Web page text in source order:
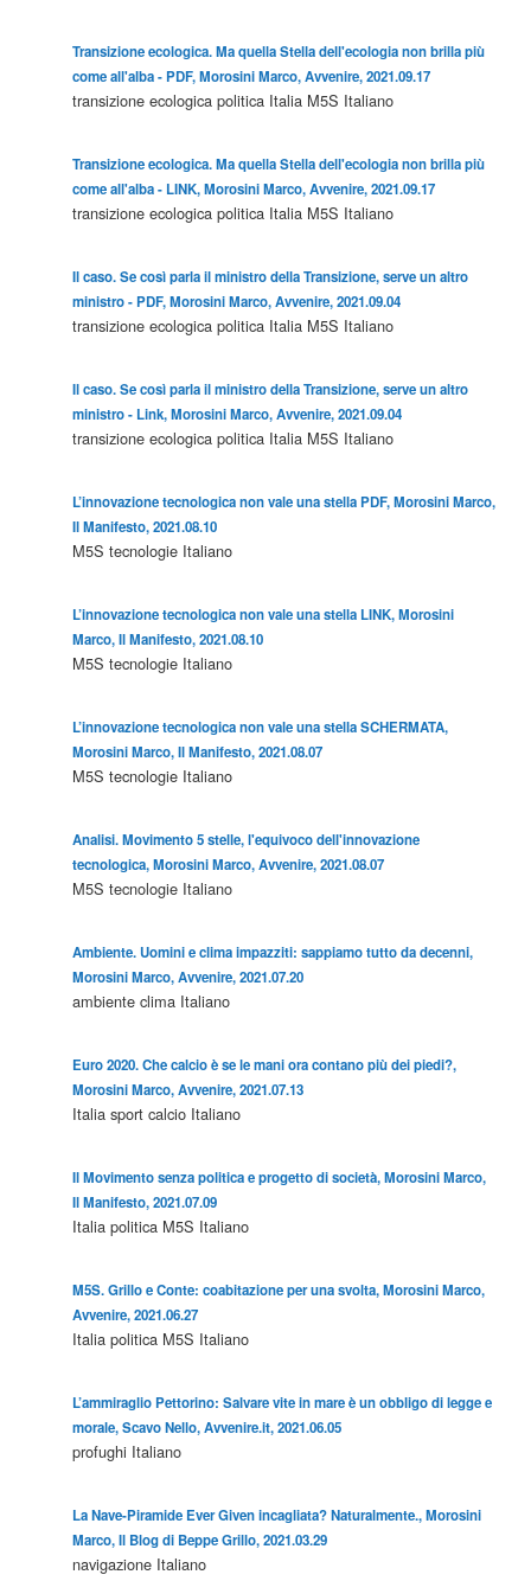
Transizione ecologica. Ma quella Stella dell'ecologia non brilla più
come all'alba - PDF, Morosini Marco, Avvenire, 2021.09.17
transizione ecologica politica Italia M5S Italiano
Transizione ecologica. Ma quella Stella dell'ecologia non brilla più
come all'alba - LINK, Morosini Marco, Avvenire, 2021.09.17
transizione ecologica politica Italia M5S Italiano
Il caso. Se così parla il ministro della Transizione, serve un altro
ministro - PDF, Morosini Marco, Avvenire, 2021.09.04
transizione ecologica politica Italia M5S Italiano
Il caso. Se così parla il ministro della Transizione, serve un altro
ministro - Link, Morosini Marco, Avvenire, 2021.09.04
transizione ecologica politica Italia M5S Italiano
L’innovazione tecnologica non vale una stella PDF, Morosini Marco,
Il Manifesto, 2021.08.10
M5S tecnologie Italiano
L’innovazione tecnologica non vale una stella LINK, Morosini
Marco, Il Manifesto, 2021.08.10
M5S tecnologie Italiano
L’innovazione tecnologica non vale una stella SCHERMATA,
Morosini Marco, Il Manifesto, 2021.08.07
M5S tecnologie Italiano
Analisi. Movimento 5 stelle, l'equivoco dell'innovazione
tecnologica, Morosini Marco, Avvenire, 2021.08.07
M5S tecnologie Italiano
Ambiente. Uomini e clima impazziti: sappiamo tutto da decenni,
Morosini Marco, Avvenire, 2021.07.20
ambiente clima Italiano
Euro 2020. Che calcio è se le mani ora contano più dei piedi?,
Morosini Marco, Avvenire, 2021.07.13
Italia sport calcio Italiano
Il Movimento senza politica e progetto di società, Morosini Marco,
Il Manifesto, 2021.07.09
Italia politica M5S Italiano
M5S. Grillo e Conte: coabitazione per una svolta, Morosini Marco,
Avvenire, 2021.06.27
Italia politica M5S Italiano
L’ammiraglio Pettorino: Salvare vite in mare è un obbligo di legge e
morale, Scavo Nello, Avvenire.it, 2021.06.05
profughi Italiano
La Nave-Piramide Ever Given incagliata? Naturalmente., Morosini
Marco, Il Blog di Beppe Grillo, 2021.03.29
navigazione Italiano